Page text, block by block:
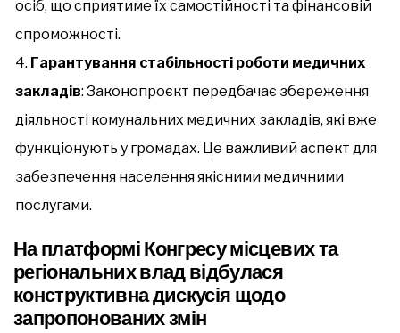
осіб, що сприятиме їх самостійності та фінансовій
спроможності.
Гарантування стабільності роботи медичних
закладів: Законопроєкт передбачає збереження
діяльності комунальних медичних закладів, які вже
функціонують у громадах. Це важливий аспект для
забезпечення населення якісними медичними
послугами.
На платформі Конгресу місцевих та
регіональних влад відбулася
конструктивна дискусія щодо
запропонованих змін